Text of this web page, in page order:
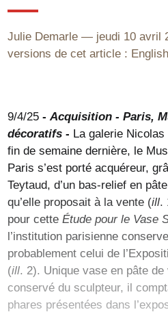
Julie Demarle jeudi 10 avril
versions de cet article : English
9/4/25-Acquisition - Paris,
décoratifs - La galerie Nicolas
fin de semaine dernière, le
Paris s’est porté acquéreur,
Teytaud, d’un bas-relief en
qu’elle proposait à la vente (ill.
pour cetteÉtude pour le Vase
l’institution parisienne
probablement celui de
(ill. 2). Unique vase en pâte
conservé du sculpteur, il
phares présentées dans